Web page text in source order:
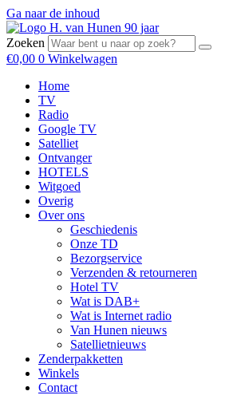
Ga naar de inhoud
Zoeken
€0,00 0 Winkelwagen
Home
TV
Radio
Google TV
Satelliet
Ontvanger
HOTELS
Witgoed
Overig
Over ons
Geschiedenis
Onze TD
Bezorgservice
Verzenden & retourneren
Hotel TV
Wat is DAB+
Wat is Internet radio
Van Hunen nieuws
Satellietnieuws
Zenderpakketten
Winkels
Contact